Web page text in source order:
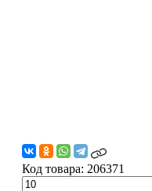
Код товара: 206371